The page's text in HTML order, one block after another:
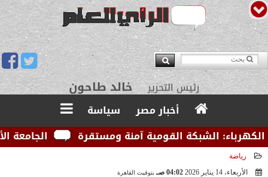
مدير التحرير يوسف قبودان
أخبار مصر
سياسة
الجامعة
الشبكة القومية آمنة ومستقرة
رياضة
الأربعاء، 14 يناير 2026
04:02 صـ بتوقيت القاهرة